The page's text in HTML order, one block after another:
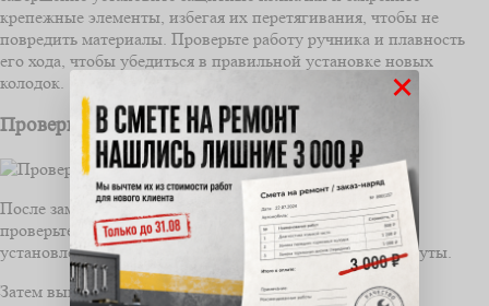
крепежные элементы, избегая их перетягивания, чтобы не
повредить материалы. Проверьте работу ручника и плавность
его хода, чтобы убедиться в правильной установке новых
колодок.
Проверка работы ручника после замены
После замены тормозных колодок ручника обязательно
проверьте его работу. Сначала убедитесь, что колодки
установлены правильно и все крепления надежно затянуты.
Затем выполните следующие шаги:
×